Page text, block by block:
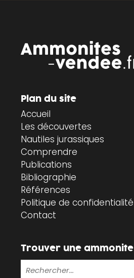
Plan du site
Accueil
Les découvertes
Nautiles jurassiques
Comprendre
Publications
Bibliographie
Références
Politique de confidentialité
Contact
Trouver une ammonite